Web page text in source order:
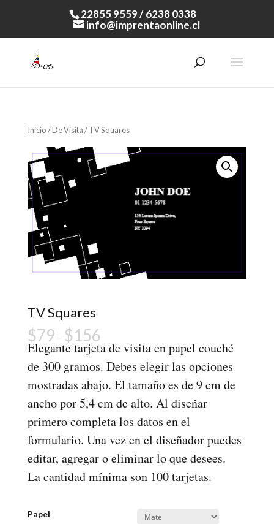
22855 9559 / 6238 0338
info@imprentaonline.cl
Inicio/De Visita/ TV Squares
TV Squares
$79 – $156
Elegante tarjeta de visita en papel couché
de 300 gramos. Debes elegir las opciones
mostradas abajo. El tamaño es de 9 cm de
ancho por 5,4 cm de alto. Al diseñar
primero completa los datos en el
formulario. Una vez en el diseñador puedes
editar, agregar o eliminar lo que desees.
La cantidad mínima son 100 tarjetas.
Papel